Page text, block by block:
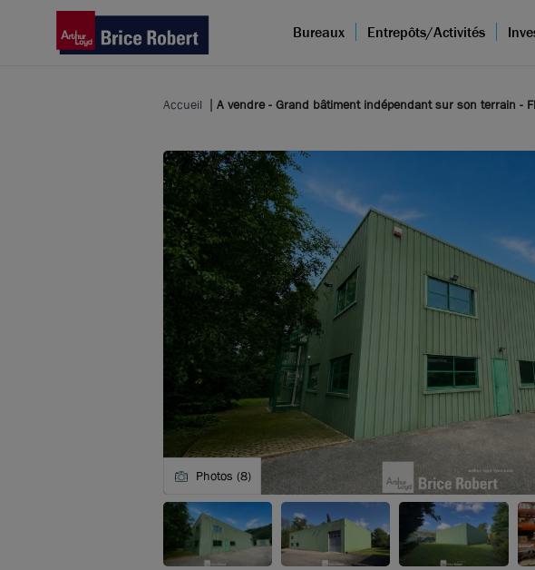
Bureaux Entrepôts/Activités
Accueil A vendre - Grand bâtiment indépendant sur son terrain -
Photos (8)